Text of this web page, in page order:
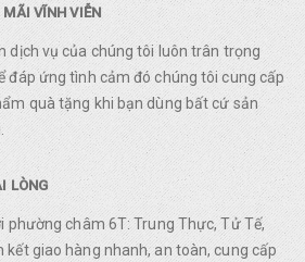
VĨNH VIỄN
dịch vụ của chúng tôi luôn trân trọng
đáp ứng tình cảm đó chúng tôi cung cấp
quà tặng khi bạn dùng bất cứ sản
LÒNG
phường châm 6T: Trung Thực, Tử Tế,
kết giao hàng nhanh, an toàn, cung cấp